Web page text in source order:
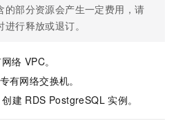
的部分资源会产生一定费用，请
行释放或退订。
网络 VPC。
有网络交换机。
创建 RDS PostgreSQL 实例。